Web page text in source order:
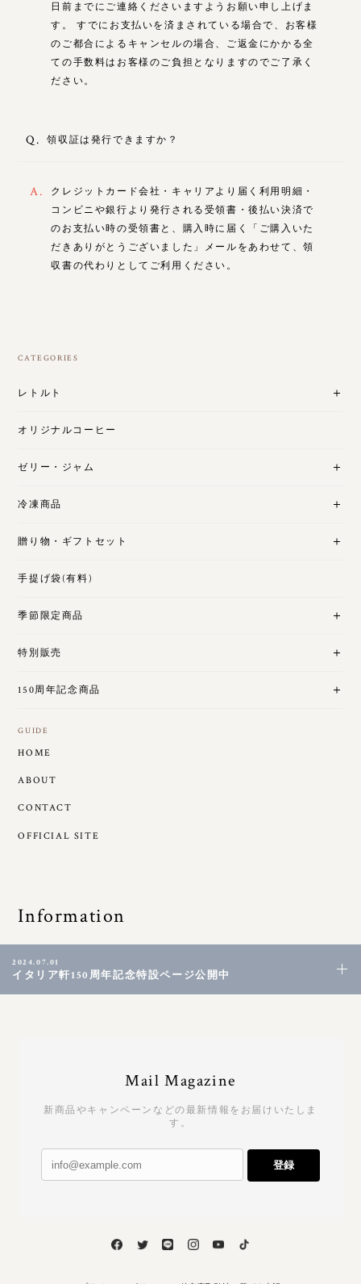
日前までにご連絡くださいますようお願い申し上げま
す。 すでにお支払いを済まされている場合で、お客様
のご都合によるキャンセルの場合、ご返金にかかる全
ての手数料はお客様のご負担となりますのでご了承く
ださい。
Q. 領収証は発行できますか？
A.
クレジットカード会社・キャリアより届く利用明細・
コンビニや銀行より発行される受領書・後払い決済で
のお支払い時の受領書と、購入時に届く「ご購入いた
だきありがとうございました」メールをあわせて、領
収書の代わりとしてご利用ください。
CATEGORIES
レトルト
オリジナルコーヒー
ゼリー・ジャム
冷凍商品
贈り物・ギフトセット
手提げ袋(有料)
季節限定商品
特別販売
150周年記念商品
GUIDE
HOME
ABOUT
CONTACT
OFFICIAL SITE
Information
2024.07.01
イタリア軒150周年記念特設ページ公開中
Mail Magazine
新商品やキャンペーンなどの最新情報をお届けいたしま
す。
登録